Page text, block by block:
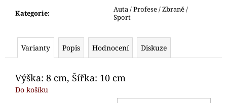
Kategorie:
Auta / Profese / Zbraně /
Sport
Varianty Popis Hodnocení Diskuze
Výška: 8 cm, Šířka: 10 cm
Do košíku
OPIČKA
HLAVA
Kč